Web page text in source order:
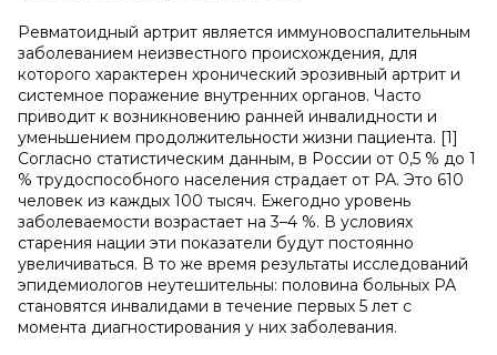
Ревматоидный артрит является иммуновоспалительным
заболеванием неизвестного происхождения, для
которого характерен хронический эрозивный артрит и
системное поражение внутренних органов. Часто
приводит к возникновению ранней инвалидности и
уменьшением продолжительности жизни пациента. [1]
Согласно статистическим данным, в России от 0,5 % до 1
% трудоспособного населения страдает от РА. Это 610
человек из каждых 100 тысяч. Ежегодно уровень
заболеваемости возрастает на 3–4 %. В условиях
старения нации эти показатели будут постоянно
увеличиваться. В то же время результаты исследований
эпидемиологов неутешительны: половина больных РА
становятся инвалидами в течение первых 5 лет с
момента диагностирования у них заболевания.